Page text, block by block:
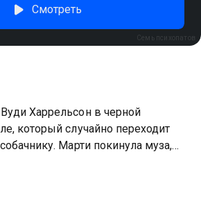
Семь психопатов
Смотреть
Харрельсон в черной
который случайно переходит
Марти покинула муза,
закончить
друг Билли предлагает